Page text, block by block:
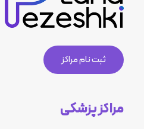
مراکز پزشکی
ثبت نام مراکز